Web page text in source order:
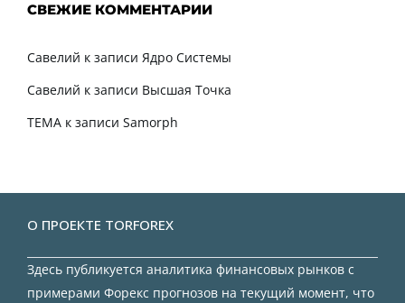
СВЕЖИЕ КОММЕНТАРИИ
Савелий к записи Ядро Системы
Савелий к записи Высшая Точка
TEMA к записи Samorph
О ПРОЕКТЕ TORFOREX
Здесь публикуется аналитика финансовых рынков с
примерами Форекс прогнозов на текущий момент, что